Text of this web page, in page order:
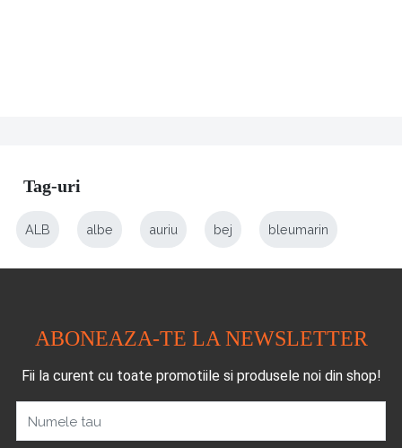
Tag-uri
ALB albe auriu bej bleumarin
ABONEAZA-TE LA NEWSLETTER
Fii la curent cu toate promotiile si produsele noi din shop!
Numele tau